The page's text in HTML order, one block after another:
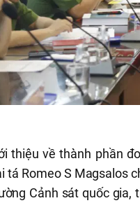
thiệu về thành phần
tá Romeo S Magsalos
Cảnh sát quốc gia,